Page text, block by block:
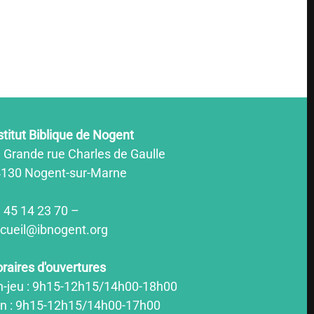
Biblique de Nogent
Grande rue Charles de Gaulle
Nogent-sur-Marne
45 14 23 70 –
d'ouvertures
jeu : 9h15-12h15/14h00-18h00
: 9h15-12h15/14h00-17h00